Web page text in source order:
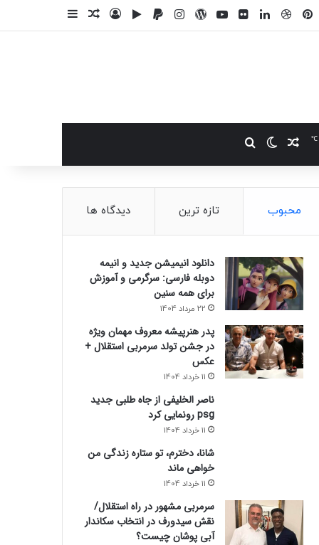
ایکسپینتریست
دریبببللینکداینتصاویر فلیکر
یوتیوبوردپرساینستاگرام
پی‌پالگوگل پلی
ورودنوشته تصادفی
سایدبار
℃ نوشته تصادفی
تغییر پوسته
جستجو برای
محبوب تازه ترین دیدگاه ها
دانلود انیمیشن جدید و انیمه
دوبله فارسی: سرگرمی و آموزش
برای همه سنین
22 مرداد 1404
پدر هنرپیشه معروف مهمان ویژه
در جشن تولد سرمربی استقلال +
عکس
11 خرداد 1404
ناصر الخلیفی از جاه طلبی جدید
psg رونمایی کرد
11 خرداد 1404
شانا، دخترم، تو ستاره زندگی من
خواهی ماند
11 خرداد 1404
سرمربی مشهور در راه استقلال/
نقش سیدورف در انتخاب سکاندار
آبی پوشان چیست؟